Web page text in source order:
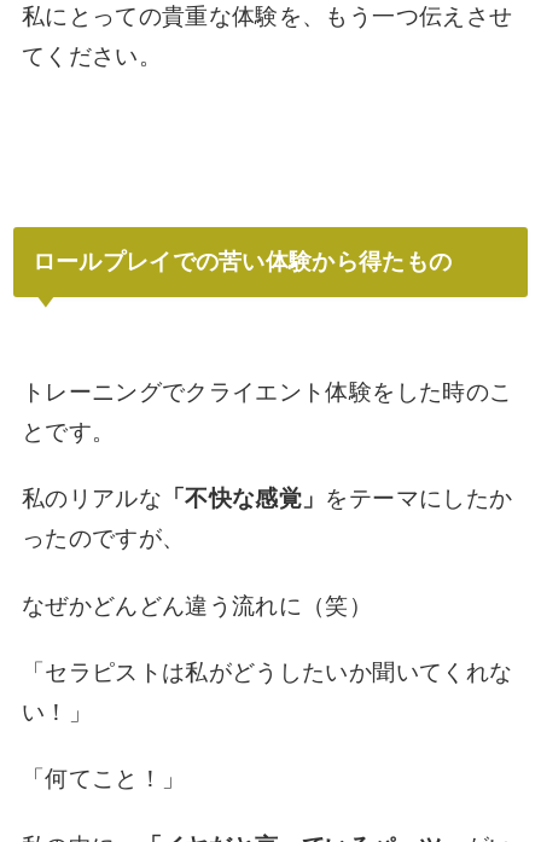
私にとっての貴重な体験を、もう一つ伝えさせ
てください。
ロールプレイでの苦い体験から得たもの
トレーニングでクライエント体験をした時のこ
とです。
私のリアルな 「不快な感覚」 をテーマにしたか
ったのですが、
なぜかどんどん違う流れに（笑）
「セラピストは私がどうしたいか聞いてくれな
い！」
「何てこと！」